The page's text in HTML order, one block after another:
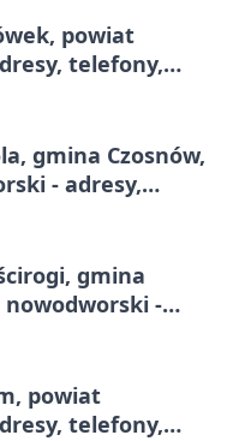
powiat
telefony,
gmina Czosnów,
- adresy,
gmina
-
powiat
telefony,